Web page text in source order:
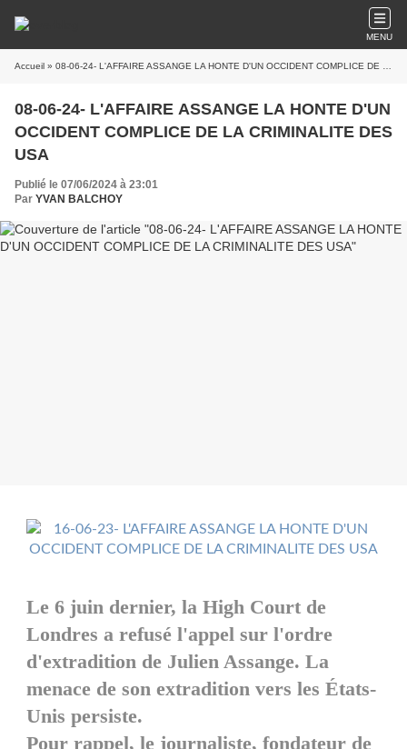
MENU
Accueil » 08-06-24- L'AFFAIRE ASSANGE LA HONTE D'UN OCCIDENT COMPLICE DE LA CRIMINALITE DES USA
08-06-24- L'AFFAIRE ASSANGE LA HONTE D'UN
OCCIDENT COMPLICE DE LA CRIMINALITE DES
USA
Publié le 07/06/2024 à 23:01
Par YVAN BALCHOY
Le 6 juin dernier, la High Court de
Londres a refusé l'appel sur l'ordre
d'extradition de Julien Assange. La
menace de son extradition vers les États-
Unis persiste.
Pour rappel, le journaliste, fondateur de